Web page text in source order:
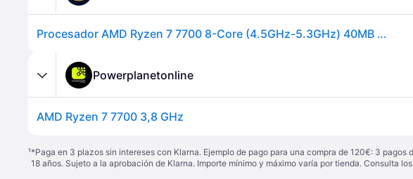
Procesador AMD Ryzen 7 7700 8-Core (4.5GHz-5.3GHz) 40MB AM5
Powerplanetonline
AMD Ryzen 7 7700 3,8 GHz
¹*Paga en 3 plazos sin intereses con Klarna. Ejemplo de pago para una compra de 120€: 3
18 años. Sujeto a la aprobación de Klarna. Importe mínimo y máximo varía por tienda. Consulta